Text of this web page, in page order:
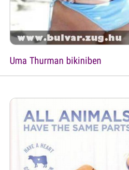
Uma Thurman bikiniben